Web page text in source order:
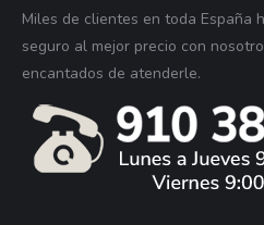
Miles de clientes en toda España
seguro al mejor precio con
encantados de atenderle.